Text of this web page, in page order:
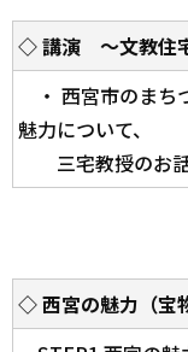
◇ 講演 ～文教住
・ 西宮市のまち
魅力について、
三宅教授のお話
◇ 西宮の魅力（宝